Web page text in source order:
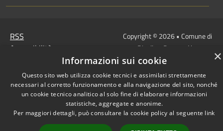
RSS
Accessibilità
Cookie
Mappa del sito
Copyright © 2026 • Comune di
Rivello • Powered by
Municipium
redazione
×
Informazioni sui cookie
Questo sito web utilizza cookie tecnici e assimilati strettamente
necessari al corretto funzionamento e alla navigazione del sito, nonché
un cookie tecnico analitico al solo fine di elaborare informazioni
statistiche, aggregate e anonime.
Per maggiori dettagli, può consultare la cookie policy al seguente link